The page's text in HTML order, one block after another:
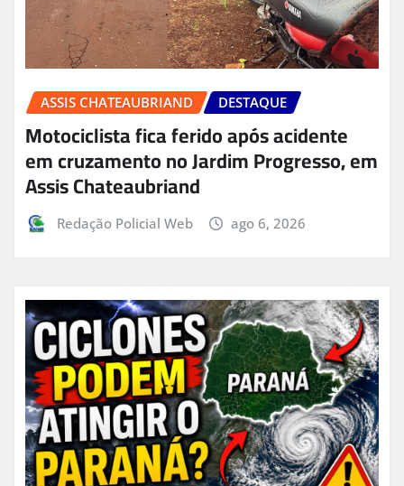
ASSIS CHATEAUBRIAND DESTAQUE
Motociclista fica ferido após acidente
em cruzamento no Jardim Progresso, em
Assis Chateaubriand
Redação Policial Web ago 6, 2026